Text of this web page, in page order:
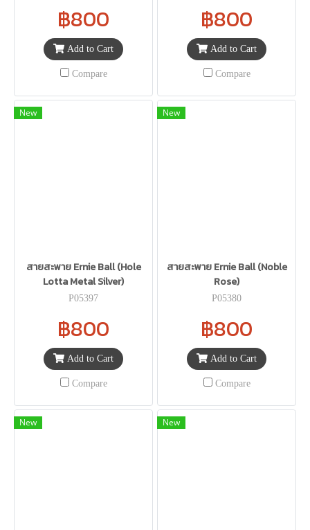
฿800
Add to Cart
Compare
฿800
Add to Cart
Compare
New
สายสะพาย Ernie Ball (Hole
Lotta Metal Silver)
P05397
฿800
Add to Cart
Compare
New
สายสะพาย Ernie Ball (Noble
Rose)
P05380
฿800
Add to Cart
Compare
New New